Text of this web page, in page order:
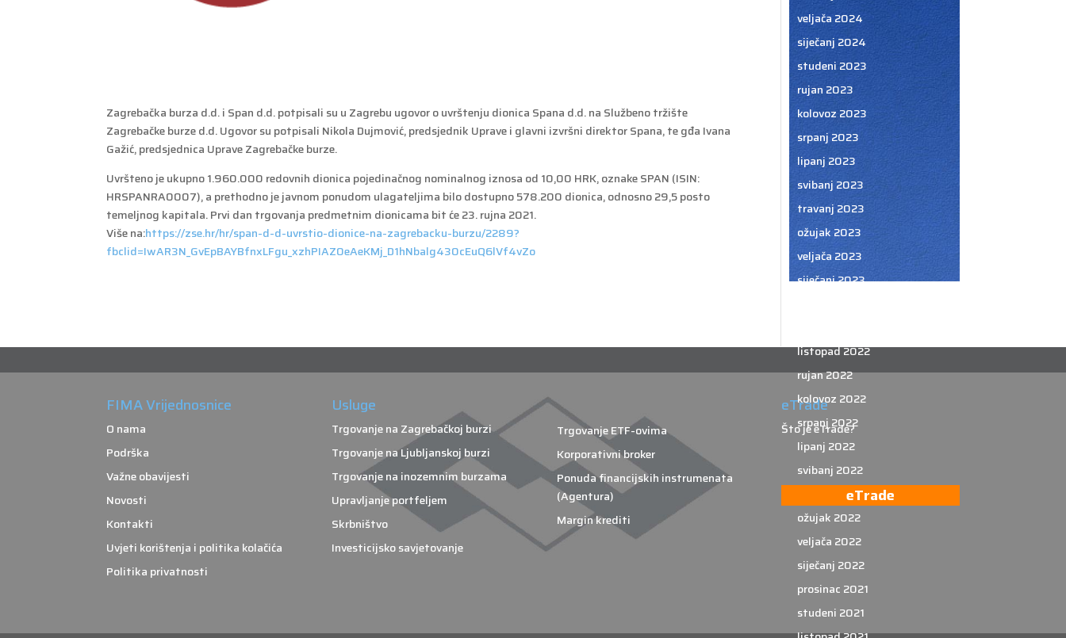
Zagrebačka burza d.d. i Span d.d. potpisali su u Zagrebu ugovor o uvrštenju dionica Spana d.d. na Službeno tržište
Zagrebačke burze d.d. Ugovor su potpisali Nikola Dujmović, predsjednik Uprave i glavni izvršni direktor Spana, te gđa Ivana
Gažić, predsjednica Uprave Zagrebačke burze.
Uvršteno je ukupno 1.960.000 redovnih dionica pojedinačnog nominalnog iznosa od 10,00 HRK, oznake SPAN (ISIN:
HRSPANRA0007), a prethodno je javnom ponudom ulagateljima bilo dostupno 578.200 dionica, odnosno 29,5 posto
temeljnog kapitala. Prvi dan trgovanja predmetnim dionicama bit će 23. rujna 2021.
Više na:https://zse.hr/hr/span-d-d-uvrstio-dionice-na-zagrebacku-burzu/2289?
fbclid=IwAR3N_GvEpBAYBfnxLFgu_xzhPIAZ0eAeKMj_D1hNbalg430cEuQ6lVf4vZo
veljača 2024
siječanj 2024
studeni 2023
rujan 2023
kolovoz 2023
srpanj 2023
lipanj 2023
svibanj 2023
travanj 2023
ožujak 2023
veljača 2023
siječanj 2023
listopad 2022
rujan 2022
kolovoz 2022
srpanj 2022
lipanj 2022
svibanj 2022
travanj 2022
ožujak 2022
veljača 2022
siječanj 2022
prosinac 2021
studeni 2021
FIMA Vrijednosnice
O nama
Podrška
Važne obavijesti
Novosti
Kontakti
Uvjeti korištenja i politika kolačića
Politika privatnosti
Usluge
Trgovanje na Zagrebačkoj burzi
Trgovanje na Ljubljanskoj burzi
Trgovanje na inozemnim burzama
Upravljanje portfeljem
Skrbništvo
Investicijsko savjetovanje
Trgovanje ETF-ovima
Korporativni broker
Ponuda financijskih instrumenata
(Agentura)
Margin krediti
eTrade
Što je eTrade?
eTrade